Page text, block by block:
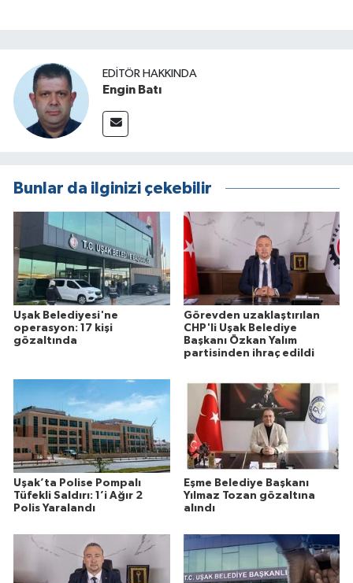
EDITÖR HAKKINDA
Engin Batı
Bunlar da ilginizi çekebilir
Uşak Belediyesi'ne
operasyon: 17 kişi
gözaltında
Görevden uzaklaştırılan
CHP'li Uşak Belediye
Başkanı Özkan Yalım
partisinden ihraç edildi
Uşak’ta Polise Pompalı
Tüfekli Saldırı: 1’i Ağır 2
Polis Yaralandı
Eşme Belediye Başkanı
Yılmaz Tozan gözaltına
alındı